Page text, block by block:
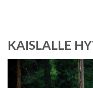
KAISLALLE